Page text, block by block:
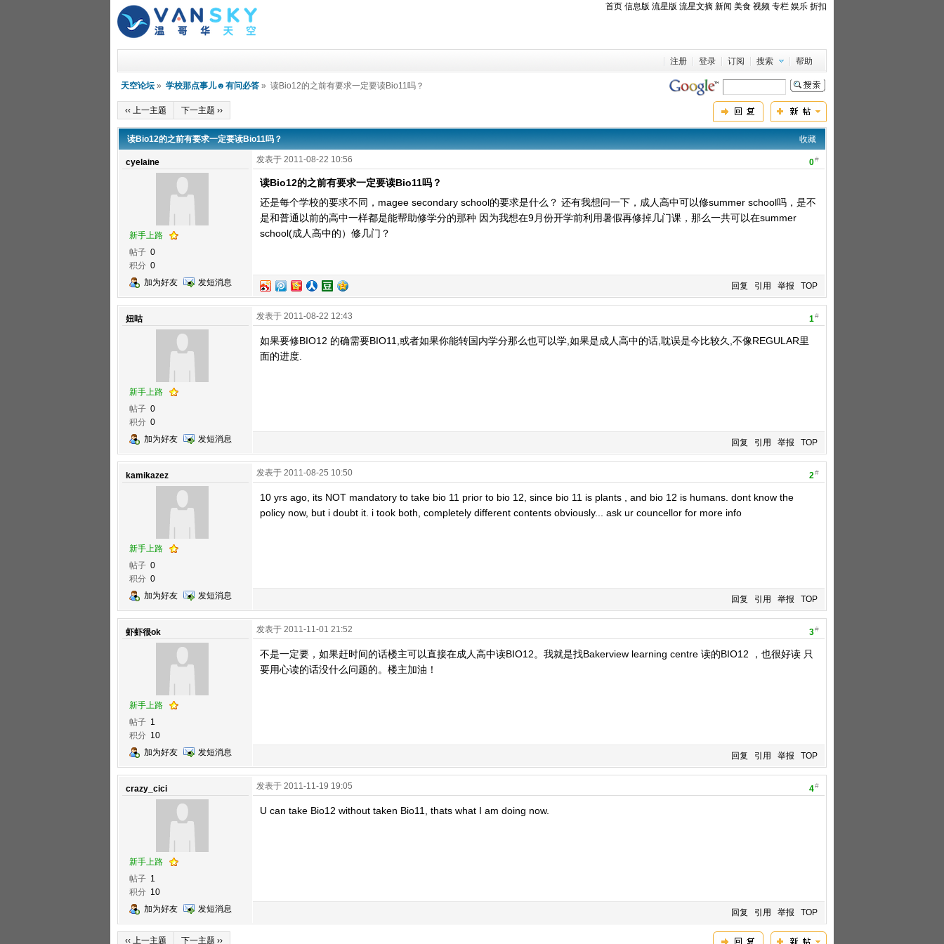
首页 信息版 流星版 流星文摘 新闻 美食 视频 专栏 娱乐 折扣
注册 登录 订阅 搜索 帮助
天空论坛 » 学校那点事儿☻有问必答 » 读Bio12的之前有要求一定要读Bio11吗？
‹‹ 上一主题 下一主题 ››
收藏
读Bio12的之前有要求一定要读Bio11吗？
cyelaine
新手上路
帖子 0
积分 0
加为好友
发短消息
0#
发表于 2011-08-22 10:56
读Bio12的之前有要求一定要读Bio11吗？
还是每个学校的要求不同，magee secondary school的要求是什么？ 还有我想问一下，成人高中可以修summer school吗，是不
是和普通以前的高中一样都是能帮助修学分的那种 因为我想在9月份开学前利用暑假再修掉几门课，那么一共可以在summer
school(成人高中的）修几门？
回复 引用 举报 TOP
妞咕
新手上路
帖子 0
积分 0
加为好友
发短消息
1#
发表于 2011-08-22 12:43
如果要修BIO12 的确需要BIO11,或者如果你能转国内学分那么也可以学,如果是成人高中的话,耽误是今比较久,不像REGULAR里
面的进度.
回复 引用 举报 TOP
kamikazez
新手上路
帖子 0
积分 0
加为好友
发短消息
2#
发表于 2011-08-25 10:50
10 yrs ago, its NOT mandatory to take bio 11 prior to bio 12, since bio 11 is plants , and bio 12 is humans. dont know the
policy now, but i doubt it. i took both, completely different contents obviously... ask ur councellor for more info
回复 引用 举报 TOP
虾虾很ok
新手上路
帖子 1
积分 10
加为好友
发短消息
3#
发表于 2011-11-01 21:52
不是一定要，如果赶时间的话楼主可以直接在成人高中读BIO12。我就是找Bakerview learning centre 读的BIO12 ，也很好读 只
要用心读的话没什么问题的。楼主加油！
回复 引用 举报 TOP
crazy_cici
新手上路
帖子 1
积分 10
加为好友
发短消息
4#
发表于 2011-11-19 19:05
U can take Bio12 without taken Bio11, thats what I am doing now.
回复 引用 举报 TOP
‹‹ 上一主题 下一主题 ››